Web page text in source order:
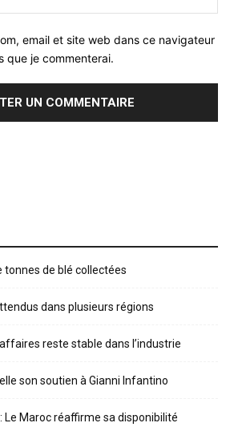
email et site web dans ce navigateur
que je commenterai.
tonnes de blé collectées
dans plusieurs régions
reste stable dans l’industrie
son soutien à Gianni Infantino
Le Maroc réaffirme sa disponibilité